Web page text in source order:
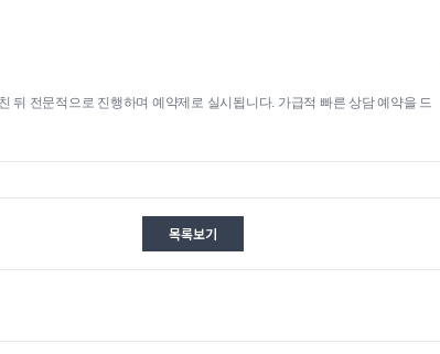
뒤 전문적으로 진행하며 예약제로 실시됩니다. 가급적 빠른 상담 예약을 드
목록보기